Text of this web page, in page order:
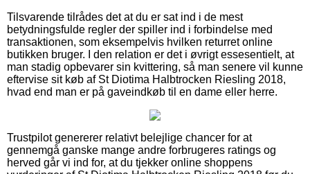
Tilsvarende tilrådes det at du er sat ind i de mest
betydningsfulde regler der spiller ind i forbindelse med
transaktionen, som eksempelvis hvilken returret online
butikken bruger. I den relation er det i øvrigt essesentielt, at
man stadig opbevarer sin kvittering, så man senere vil kunne
eftervise sit køb af St Diotima Halbtrocken Riesling 2018,
hvad end man er på gaveindkøb til en dame eller herre.
Trustpilot genererer relativt belejlige chancer for at
gennemgå ganske mange andre forbrugeres ratings og
herved går vi ind for, at du tjekker online shoppens